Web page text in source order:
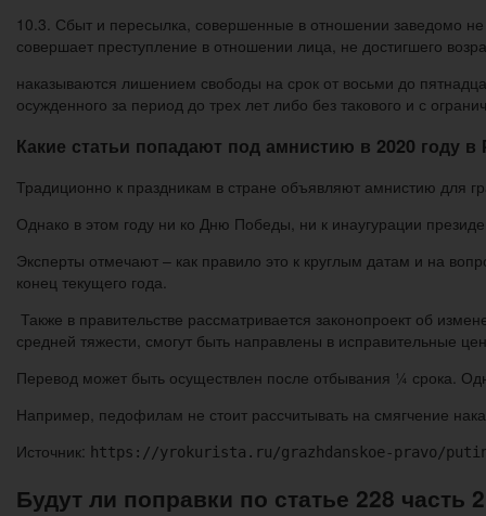
10.3. Сбыт и пересылка, совершенные в отношении заведомо не
совершает преступление в отношении лица, не достигшего
наказываются лишением свободы на срок от восьми до
осужденного за период до трех лет либо без такового и с
Какие статьи попадают под амнистию в 2020 году в
Традиционно к праздникам в стране объявляют амнистию для
Однако в этом году ни ко Дню Победы, ни к инаугурации
Эксперты отмечают – как правило это к круглым датам и на
конец текущего года.
Также в правительстве рассматривается законопроект об
средней тяжести, смогут быть направлены в исправительные
Перевод может быть осуществлен после отбывания ¼ срока.
Например, педофилам не стоит рассчитывать на смягчение
Источник: https://yrokurista.ru/grazhdanskoe-pravo/
Будут ли поправки по статье 228 часть